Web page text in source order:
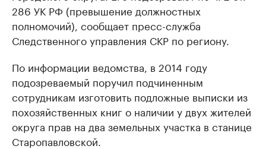
286 УК РФ (превышение должностных
полномочий), сообщает пресс-служба
Следственного управления СКР по региону.
По информации ведомства, в 2014 году
подозреваемый поручил подчиненным
сотрудникам изготовить подложные выписки из
похозяйственных книг о наличии у двух жителей
округа прав на два земельных участка в станице
Старопавловской.